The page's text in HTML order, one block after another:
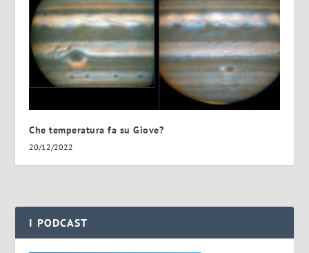
Che temperatura fa su Giove?
20/12/2022
I PODCAST